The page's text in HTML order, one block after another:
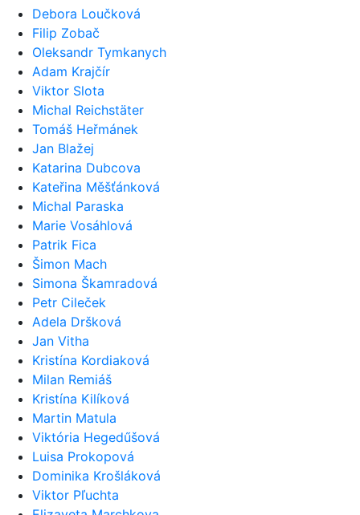
Debora Loučková
Filip Zobač
Oleksandr Tymkanych
Adam Krajčír
Viktor Slota
Michal Reichstäter
Tomáš Heřmánek
Jan Blažej
Katarina Dubcova
Kateřina Měšťánková
Michal Paraska
Marie Vosáhlová
Patrik Fica
Šimon Mach
Simona Škamradová
Petr Cileček
Adela Dršková
Jan Vitha
Kristína Kordiaková
Milan Remiáš
Kristína Kilíková
Martin Matula
Viktória Hegedűšová
Luisa Prokopová
Dominika Krošláková
Viktor Pľuchta